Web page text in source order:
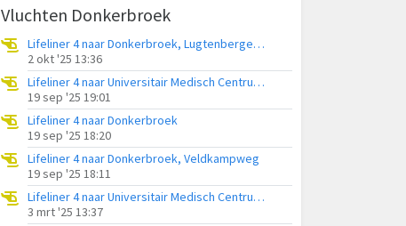
Vluchten Donkerbroek
Lifeliner 4 naar Donkerbroek, Lugtenbergerweg
2 okt '25 13:36
Lifeliner 4 naar Universitair Medisch Centrum Groningen, Zwetteweg
19 sep '25 19:01
Lifeliner 4 naar Donkerbroek
19 sep '25 18:20
Lifeliner 4 naar Donkerbroek, Veldkampweg
19 sep '25 18:11
Lifeliner 4 naar Universitair Medisch Centrum Groningen, Energieweg
3 mrt '25 13:37